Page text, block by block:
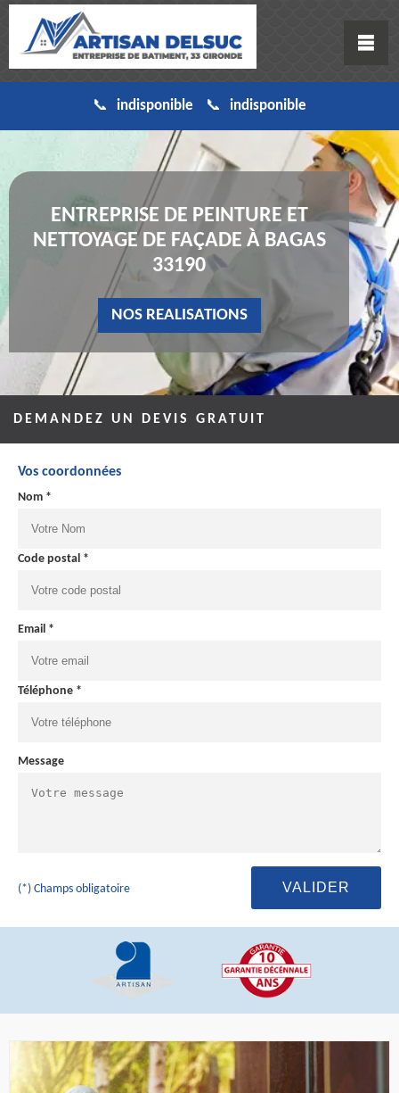
indisponible indisponible
ENTREPRISE DE PEINTURE ET
NETTOYAGE DE FAÇADE À BAGAS
33190
NOS REALISATIONS
DEMANDEZ UN DEVIS GRATUIT
Vos coordonnées
Nom *
Code postal *
Email *
Téléphone *
Message
(*) Champs obligatoire